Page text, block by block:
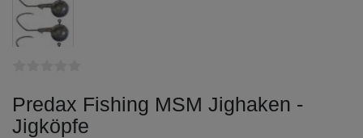
Predax Fishing MSM Jighaken -
Jigköpfe